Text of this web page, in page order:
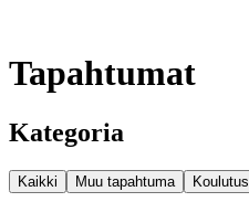
Tapahtumat
Kategoria
Kaikki Muu tapahtuma Koulutus